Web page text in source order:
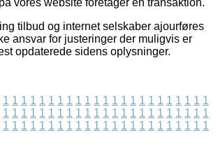
tilbud og internet selskaber ajourføres
ansvar for justeringer der muligvis er
opdaterede sidens oplysninger.
1 1 1 1 1 1 1 1 1 1 1 1 1 1 1 1 1 1 1 1 1 1 1
1 1 1 1 1 1 1 1 1 1 1 1 1 1 1 1 1 1 1 1 1 1 1
1 1 1 1 1 1 1 1 1 1 1 1 1 1 1 1 1 1 1 1 1 1 1